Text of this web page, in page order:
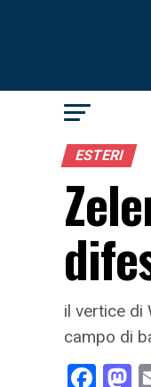
ESTERI
il vertice di
campo di